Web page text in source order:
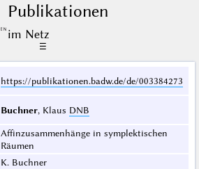
Publikationen
im Netz
☰
https://publikationen.badw.de/de/003384273
Buchner, Klaus DNB
Affinzusammenhänge in symplektischen
Räumen
K. Buchner